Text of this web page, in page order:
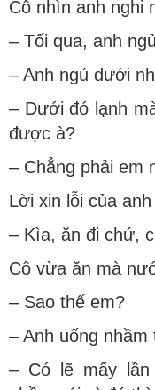
Cô nhìn anh nghi
– Tối qua, anh
– Anh ngủ dưới
– Dưới đó lạnh
được à?
– Chẳng phải em
Lời xin lỗi của
– Kìa, ăn đi chứ,
Cô vừa ăn mà
– Sao thế em?
– Anh uống
– Có lẽ mấy